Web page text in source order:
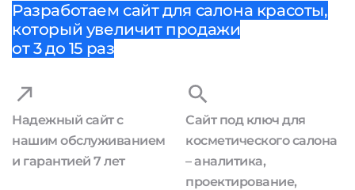
Разработаем сайт для салона красоты,
который увеличит продажи
от 3 до 15 раз
Надежный сайт с
нашим обслуживанием
и гарантией 7 лет
Сайт под ключ для
косметического салона
– аналитика,
проектирование,